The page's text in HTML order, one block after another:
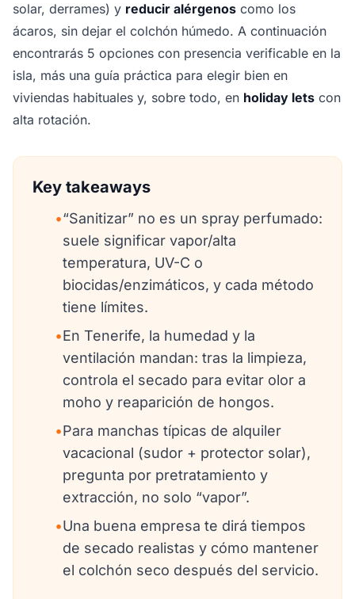
solar, derrames) y reducir alérgenos como los
ácaros, sin dejar el colchón húmedo. A continuación
encontrarás 5 opciones con presencia verificable en la
isla, más una guía práctica para elegir bien en
viviendas habituales y, sobre todo, en holiday lets con
alta rotación.
Key takeaways
•“Sanitizar” no es un spray perfumado:
suele significar vapor/alta
temperatura, UV-C o
biocidas/enzimáticos, y cada método
tiene límites.
•En Tenerife, la humedad y la
ventilación mandan: tras la limpieza,
controla el secado para evitar olor a
moho y reaparición de hongos.
•Para manchas típicas de alquiler
vacacional (sudor + protector solar),
pregunta por pretratamiento y
extracción, no solo “vapor”.
•Una buena empresa te dirá tiempos
de secado realistas y cómo mantener
el colchón seco después del servicio.